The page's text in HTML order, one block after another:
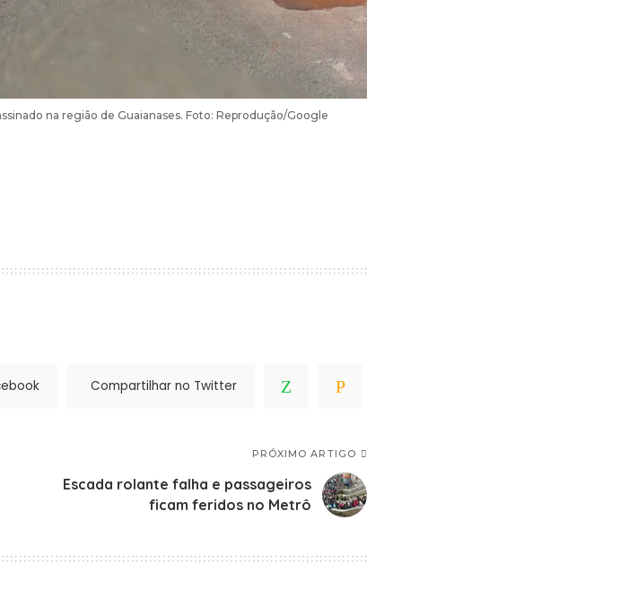
na região de Guaianases. Foto: Reprodução/Google
Compartilhar no Twitter
PRÓXIMO ARTIGO
Escada rolante falha e passageiros
ficam feridos no Metrô